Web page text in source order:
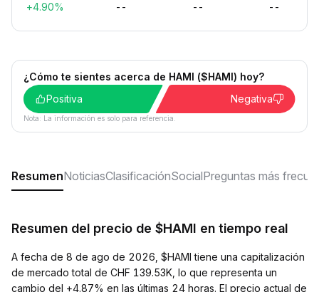
+4.90% -- -- --
¿Cómo te sientes acerca de HAMI ($HAMI) hoy?
Positiva
Negativa
Nota: La información es solo para referencia.
ResumenNoticiasClasificaciónSocialPreguntas más
Resumen del precio de $HAMI en tiempo real
A fecha de 8 de ago de 2026, $HAMI tiene una capitalización
de mercado total de CHF 139.53K, lo que representa un
cambio del +4.87% en las últimas 24 horas. El precio actual de